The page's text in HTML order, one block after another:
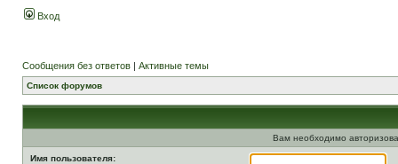
Вход
Сообщения без ответов | Активные темы
Список форумов
Вам необходимо
Имя пользователя: